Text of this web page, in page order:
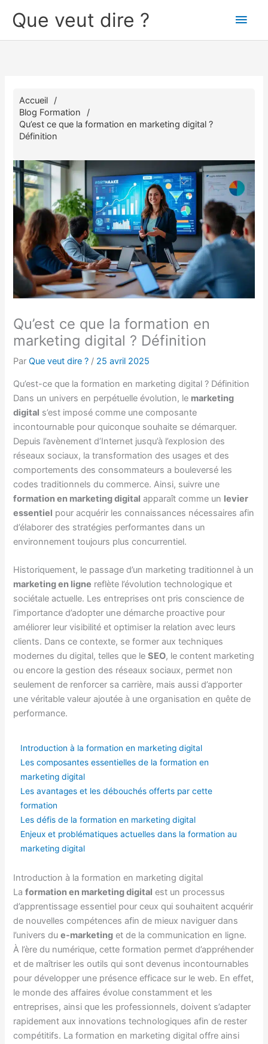
Que veut dire ?
Accueil
Blog Formation
Qu’est ce que la formation en marketing digital ?
Définition
Qu’est ce que la formation en
marketing digital ? Définition
ParQue veut dire ? / 25 avril 2025
Qu’est-ce que la formation en marketing digital ? Définition
Dans un univers en perpétuelle évolution, le marketing
digital s’est imposé comme une composante
incontournable pour quiconque souhaite se démarquer.
Depuis l’avènement d’Internet jusqu’à l’explosion des
réseaux sociaux, la transformation des usages et des
comportements des consommateurs a bouleversé les
codes traditionnels du commerce. Ainsi, suivre une
formation en marketing digital apparaît comme un levier
essentiel pour acquérir les connaissances nécessaires afin
d’élaborer des stratégies performantes dans un
environnement toujours plus concurrentiel.
Historiquement, le passage d’un marketing traditionnel à un
marketing en ligne reflète l’évolution technologique et
sociétale actuelle. Les entreprises ont pris conscience de
l’importance d’adopter une démarche proactive pour
améliorer leur visibilité et optimiser la relation avec leurs
clients. Dans ce contexte, se former aux techniques
modernes du digital, telles que leSEO, le content marketing
ou encore la gestion des réseaux sociaux, permet non
seulement de renforcer sa carrière, mais aussi d’apporter
une véritable valeur ajoutée à une organisation en quête de
performance.
Introduction à la formation en marketing digital
Les composantes essentielles de la formation en
marketing digital
Les avantages et les débouchés offerts par cette
formation
Les défis de la formation en marketing digital
Enjeux et problématiques actuelles dans la formation au
marketing digital
Introduction à la formation en marketing digital
Laformation en marketing digital est un processus
d’apprentissage essentiel pour ceux qui souhaitent acquérir
de nouvelles compétences afin de mieux naviguer dans
l’univers due-marketing et de la communication en ligne.
À l’ère du numérique, cette formation permet d’appréhender
et de maîtriser les outils qui sont devenus incontournables
pour développer une présence efficace sur le web. En effet,
le monde des affaires évolue constamment et les
entreprises, ainsi que les professionnels, doivent s’adapter
rapidement aux innovations technologiques afin de rester
compétitifs. La formation en marketing digital offre ainsi